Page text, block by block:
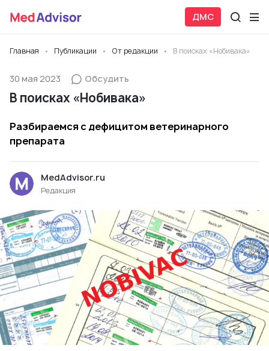
ДМС
Главная Публикации От редакции В поисках «Нобивака»
30 мая 2023 Обсудить
В поисках «Нобивака»
Разбираемся с дефицитом ветеринарного
препарата
MedAdvisor.ru
Редакция